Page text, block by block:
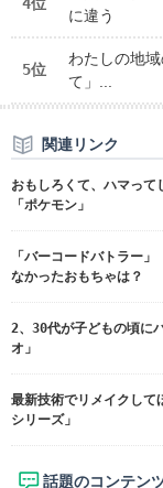
4位
に違う
5位
わたしの地
て」...
関連リンク
おもしろくて、ハマって
「ポケモン」
「バーコードバトラー
なかったおもちゃは？
2、30代が子どもの頃に
オ」
最新技術でリメイクし
シリーズ」
話題のコンテン